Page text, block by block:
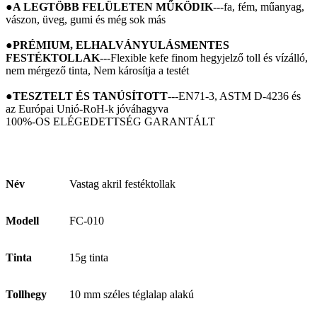
●A LEGTÖBB FELÜLETEN MŰKÖDIK---fa, fém, műanyag,
vászon, üveg, gumi és még sok más
●PRÉMIUM, ELHALVÁNYULÁSMENTES
FESTÉKTOLLAK---Flexible kefe finom hegyjelző toll és vízálló,
nem mérgező tinta, Nem károsítja a testét
●TESZTELT ÉS TANÚSÍTOTT---EN71-3, ASTM D-4236 és
az Európai Unió-RoH-k jóváhagyva
100%-OS ELÉGEDETTSÉG GARANTÁLT
Név Vastag akril festéktollak
Modell FC-010
Tinta 15g tinta
Tollhegy 10 mm széles téglalap alakú